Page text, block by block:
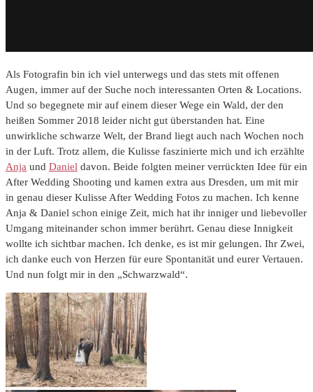
Als Fotografin bin ich viel unterwegs und das stets mit offenen
Augen, immer auf der Suche noch interessanten Orten & Locations.
Und so begegnete mir auf einem dieser Wege ein Wald, der den
heißen Sommer 2018 leider nicht gut überstanden hat. Eine
unwirkliche schwarze Welt, der Brand liegt auch nach Wochen noch
in der Luft. Trotz allem, die Kulisse faszinierte mich und ich erzählte
Anja und Daniel davon. Beide folgten meiner verrückten Idee für ein
After Wedding Shooting und kamen extra aus Dresden, um mit mir
in genau dieser Kulisse After Wedding Fotos zu machen. Ich kenne
Anja & Daniel schon einige Zeit, mich hat ihr inniger und liebevoller
Umgang miteinander schon immer berührt. Genau diese Innigkeit
wollte ich sichtbar machen. Ich denke, es ist mir gelungen. Ihr Zwei,
ich danke euch von Herzen für eure Spontanität und eurer Vertauen.
Und nun folgt mir in den „Schwarzwald“.